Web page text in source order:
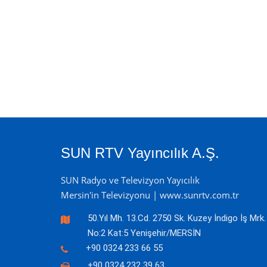
SUN RTV Yayıncılık A.Ş.
SUN Radyo ve Televizyon Yayıcılık
Mersin'in Televizyonu | www.sunrtv.com.tr
50.Yıl Mh. 13.Cd. 2750 Sk. Kuzey İndigo İş Mrk.
No:2 Kat:5 Yenişehir/MERSİN
+90 0324 233 66 55